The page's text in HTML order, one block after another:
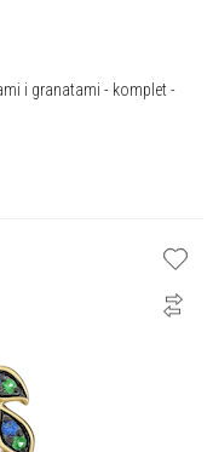
i granatami - komplet -